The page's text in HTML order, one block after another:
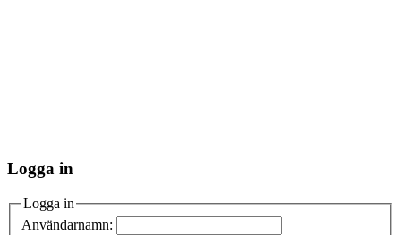
Logga in
Logga in
Användarnamn: